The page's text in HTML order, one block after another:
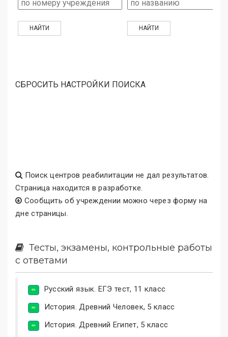
СБРОСИТЬ НАСТРОЙКИ ПОИСКА
Поиск центров реабилитации не дал результатов.
Страница находится в разработке.
Сообщить об учреждении можно через форму на
дне страницы.
Тесты, экзамены, контрольные работы
с ответами
Русский язык. ЕГЭ тест, 11 класс
История. Древний Человек, 5 класс
История. Древний Египет, 5 класс